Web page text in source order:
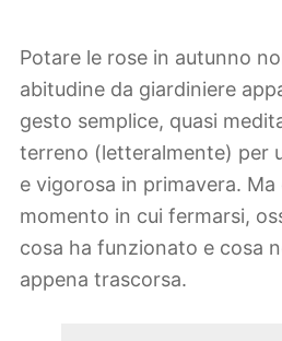
Potare le rose in autunno
abitudine da giardiniere
gesto semplice, quasi
terreno (letteralmente) per
e vigorosa in primavera. Ma
momento in cui fermarsi,
cosa ha funzionato e cosa
appena trascorsa.